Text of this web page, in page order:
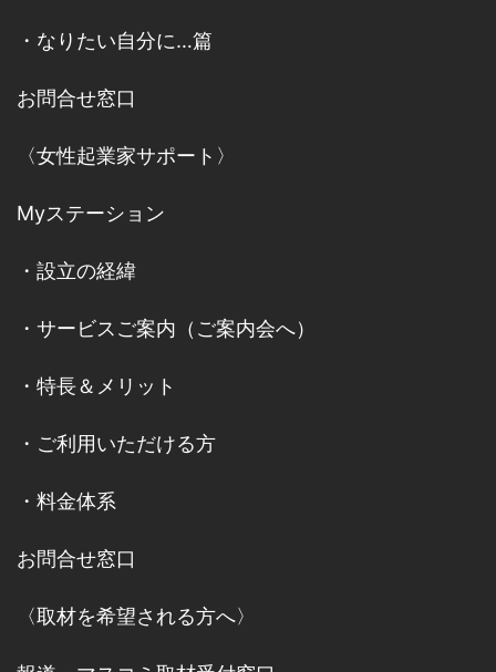
・ なりたい自分に…篇
お問合せ窓口
〈女性起業家サポート〉
Myステーション
・ 設立の経緯
・ サービスご案内 （ ご案内会へ）
・ 特長＆メリット
・ ご利用いただける方
・ 料金体系
お問合せ窓口
〈取材を希望される方へ〉